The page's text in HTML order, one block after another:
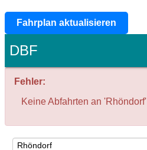
Fahrplan aktualisieren